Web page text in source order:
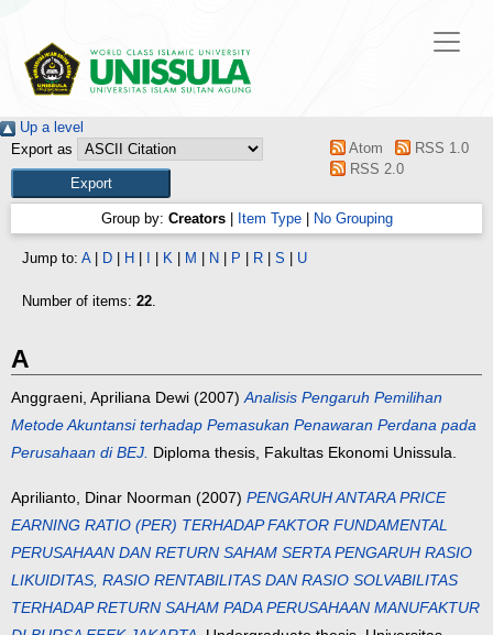
Up a level
Export as
Atom
RSS 1.0
RSS 2.0
Group by: Creators| Item Type| No Grouping
Jump to: A| D H K M N P R S U
Number of items: 22.
A
Anggraeni, Apriliana Dewi (2007)Analisis Pengaruh Pemilihan
Metode Akuntansi terhadap Pemasukan Penawaran Perdana pada
Perusahaan di BEJ. Diploma thesis, Fakultas Ekonomi Unissula.
Aprilianto, Dinar Noorman (2007) PENGARUH ANTARA PRICE
EARNING RATIO (PER) TERHADAP FAKTOR FUNDAMENTAL
PERUSAHAAN DAN RETURN SAHAM SERTA PENGARUH RASIO
LIKUIDITAS, RASIO RENTABILITAS DAN RASIO SOLVABILITAS
TERHADAP RETURN SAHAM PADA PERUSAHAAN MANUFAKTUR